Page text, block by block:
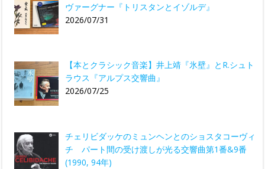
ヴァーグナー『トリスタンとイゾルデ』
2026/07/31
【本とクラシック音楽】井上靖『氷壁』とR.シュト
ラウス『アルプス交響曲』
2026/07/25
チェリビダッケのミュンヘンとのショスタコーヴィ
チ パート間の受け渡しが光る交響曲第1番&9番
(1990, 94年)